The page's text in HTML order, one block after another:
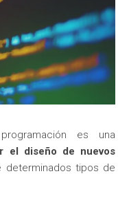
es una
el diseño de nuevos
determinados tipos de